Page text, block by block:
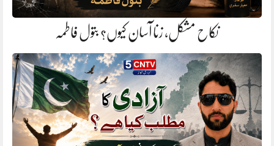
نکاح مشکل، زنا آسان کیوں؟ بتول فاطمہ